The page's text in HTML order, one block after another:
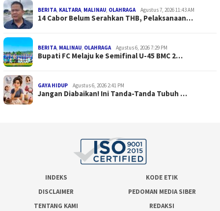
BERITA, KALTARA, MALINAU, OLAHRAGA Agustus 7, 2026 11:43 AM
14 Cabor Belum Serahkan THB, Pelaksanaan…
BERITA, MALINAU, OLAHRAGA Agustus 6, 2026 7:29 PM
Bupati FC Melaju ke Semifinal U-45 BMC 2…
GAYA HIDUP Agustus 6, 2026 2:41 PM
Jangan Diabaikan! Ini Tanda-Tanda Tubuh …
INDEKS
KODE ETIK
DISCLAIMER
PEDOMAN MEDIA SIBER
TENTANG KAMI
REDAKSI